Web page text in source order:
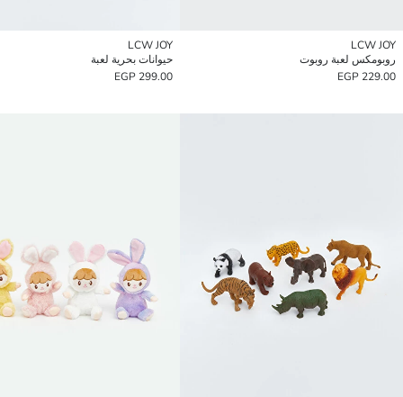
LCW JOY
روبومكس لعبة روبوت
229.00 EGP
LCW JOY
حيوانات بحرية لعبة
299.00 EGP